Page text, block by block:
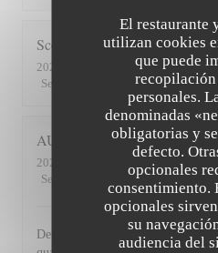
El restaurante
utilizan cookies
que puede
recopilación
personales.
denominadas
obligatorias y
defecto.
opcionales
consentimiento.
opcionales
su
audiencia del
Scott
2026-07-30
- 19:45 - Invitados 3
Servicio
Ambiente: 3/5 Menú
AUDE
2026-07-30
- 19:30 - Invitados 2
Servicio
Ambiente: 5/5
De l'accueil souriant et